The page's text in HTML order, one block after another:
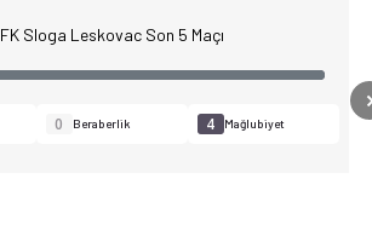
FK Sloga Leskovac Son 5 Maçı
0 Beraberlik 4 Mağlubiyet